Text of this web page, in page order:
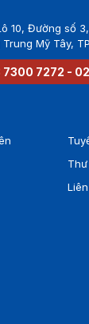
10, Đường số
Mỹ Tây,
7300 7272 -